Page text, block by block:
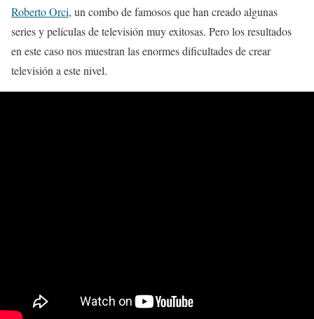
Roberto Orci, un combo de famosos que han creado algunas
series y películas de televisión muy exitosas. Pero los resultados
en este caso nos muestran las enormes dificultades de crear
televisión a este nivel.